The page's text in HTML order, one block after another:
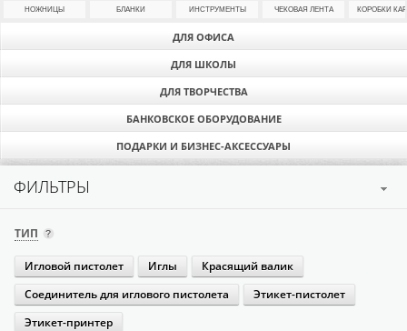
ДЛЯ ОФИСА
ДЛЯ ШКОЛЫ
ДЛЯ ТВОРЧЕСТВА
БАНКОВСКОЕ ОБОРУДОВАНИЕ
ПОДАРКИ И БИЗНЕС-АКСЕССУАРЫ
НОЖНИЦЫ БЛАНКИ ИНСТРУМЕНТЫ ЧЕКОВАЯ ЛЕНТА КОРОБКИ
ФИЛЬТРЫ
ТИП
Игловой пистолет Иглы
Красящий валик
Соединитель для иглового пистолета
Этикет-пистолет
Этикет-принтер